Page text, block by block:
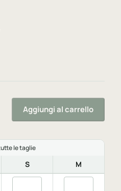
Aggiungi al carrello
S
M